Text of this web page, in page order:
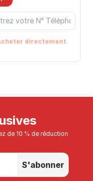
directement
de 10 % de réduction
S'abonner